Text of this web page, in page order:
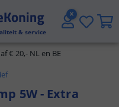
& service
€ 20,- NL en BE
9.1
5W - Extra